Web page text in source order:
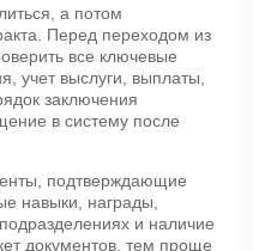
а потом
Перед переходом из
все ключевые
учет выслуги, выплаты,
заключения
в систему после
подтверждающие
навыки, награды,
и наличие
документов, тем проще